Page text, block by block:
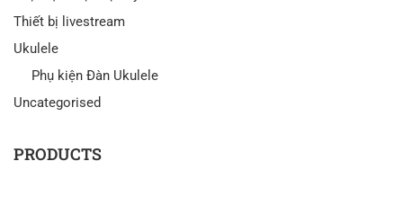
Thiết bị livestream
Ukulele
Phụ kiện Đàn Ukulele
Uncategorised
PRODUCTS